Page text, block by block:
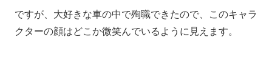
ですが、大好きな車の中で殉職できたので、このキャラ
クターの顔はどこか微笑んでいるように見えます。